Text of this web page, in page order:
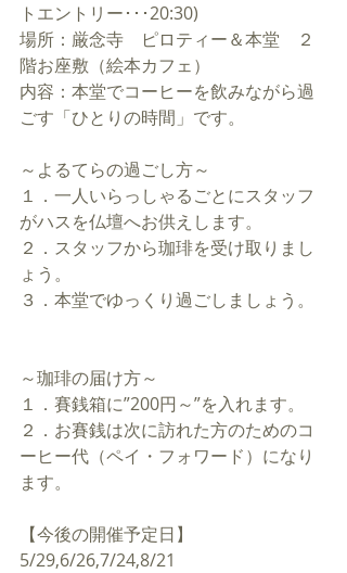
トエントリー･･･20:30)
場所：厳念寺　ピロティー＆本堂　２
階お座敷（絵本カフェ）
内容：本堂でコーヒーを飲みながら過
ごす「ひとりの時間」です。
～よるてらの過ごし方～
１．一人いらっしゃるごとにスタッフ
がハスを仏壇へお供えします。
２．スタッフから珈琲を受け取りまし
ょう。
３．本堂でゆっくり過ごしましょう。
～珈琲の届け方～
１．賽銭箱に”200円～”を入れます。
２．お賽銭は次に訪れた方のためのコ
ーヒー代（ペイ・フォワード）になり
ます。
【今後の開催予定日】
5/29,6/26,7/24,8/21